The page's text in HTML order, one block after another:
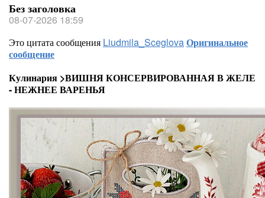
Без заголовка
08-07-2026 18:59
Это цитата сообщения Liudmila_SceglovaОригинальное
сообщение
Кулинария >ВИШНЯ КОНСЕРВИРОВАННАЯ В ЖЕЛЕ
- НЕЖНЕЕ ВАРЕНЬЯ